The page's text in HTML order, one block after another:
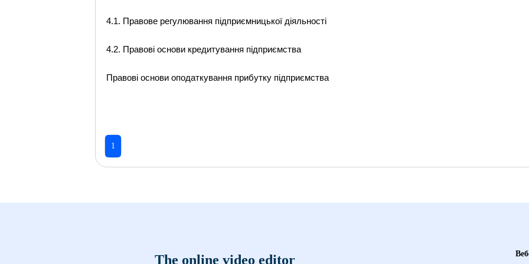
4.1. Правове регулювання підприємницької діяльності
4.2. Правові основи кредитування підприємства
Правові основи оподаткування прибутку підприємства
1
The online video editor